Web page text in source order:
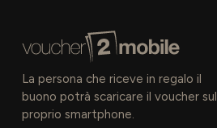
La persona che riceve in regalo il
buono potrà scaricare il voucher sul
proprio smartphone.